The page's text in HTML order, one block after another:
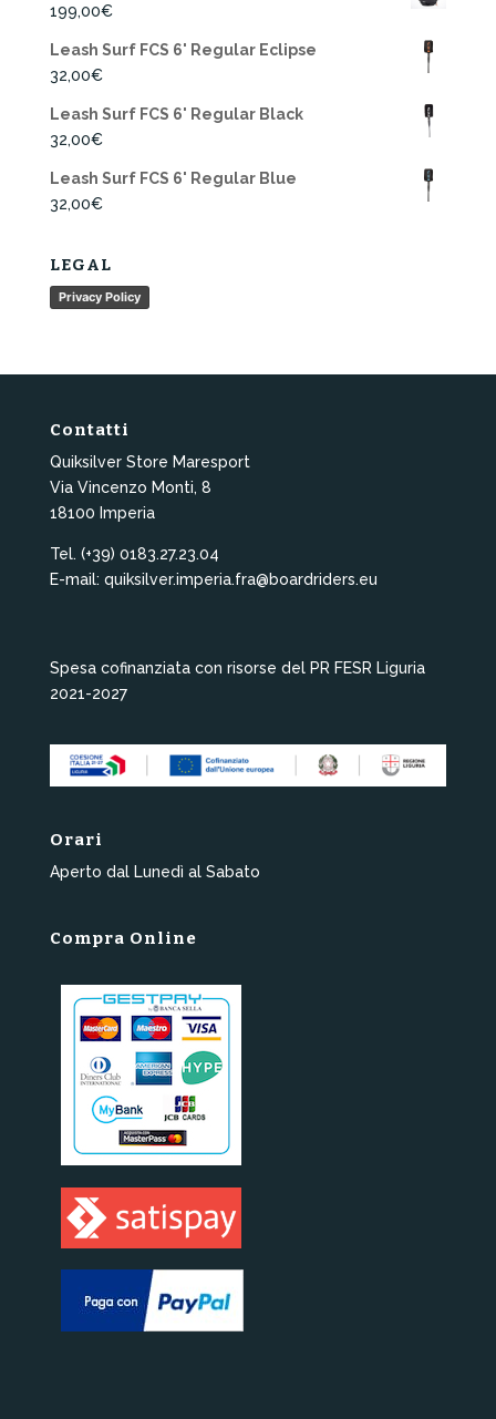
199,00€
Leash Surf FCS 6' Regular Eclipse
32,00€
Leash Surf FCS 6' Regular Black
32,00€
Leash Surf FCS 6' Regular Blue
32,00€
LEGAL
Privacy Policy
Contatti
Quiksilver Store Maresport
Via Vincenzo Monti, 8
18100 Imperia
Tel. (+39) 0183.27.23.04
E-mail: quiksilver.imperia.fra@boardriders.eu
Spesa cofinanziata con risorse del PR FESR Liguria
2021-2027
Orari
Aperto dal Lunedì al Sabato
Compra Online